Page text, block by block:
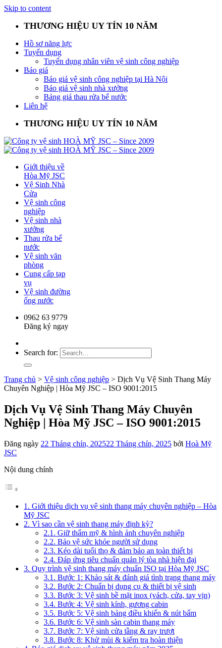
Skip to content
THƯƠNG HIỆU UY TÍN 10 NĂM
Hồ sơ năng lực
Tuyển dụng
Tuyển dụng nhân viên vệ sinh công nghiệp
Báo giá
Báo giá vệ sinh công nghiệp tại Hà Nội
Báo giá vệ sinh nhà xưởng
Bảng giá thau rửa bể nước
Liên hệ
THƯƠNG HIỆU UY TÍN 10 NĂM
Giới thiệu về
Hòa Mỹ JSC
Vệ Sinh Nhà
Cửa
Vệ sinh công
nghiệp
Vệ sinh nhà
xưởng
Thau rửa bể
nước
Vệ sinh văn
phòng
Cung cấp tạp
vụ
Vệ sinh đường
ống nước
0962 63 9779
Đăng ký ngay
Search for:
Trang chủ > Vệ sinh công nghiệp > Dịch Vụ Vệ Sinh Thang Máy
Chuyên Nghiệp | Hòa Mỹ JSC – ISO 9001:2015
Dịch Vụ Vệ Sinh Thang Máy Chuyên
Nghiệp | Hòa Mỹ JSC – ISO 9001:2015
Đăng ngày 22 Tháng chín, 202522 Tháng chín, 2025 bởi Hoà Mỹ
JSC
Nội dung chính
1. Giới thiệu dịch vụ vệ sinh thang máy chuyên nghiệp – Hòa
Mỹ JSC
2. Vì sao cần vệ sinh thang máy định kỳ?
2.1. Giữ thẩm mỹ & hình ảnh chuyên nghiệp
2.2. Bảo vệ sức khỏe người sử dụng
2.3. Kéo dài tuổi thọ & đảm bảo an toàn thiết bị
2.4. Đáp ứng tiêu chuẩn quản lý tòa nhà hiện đại
3. Quy trình vệ sinh thang máy chuẩn ISO tại Hòa Mỹ JSC
3.1. Bước 1: Khảo sát & đánh giá tình trạng thang máy
3.2. Bước 2: Chuẩn bị dụng cụ & thiết bị vệ sinh
3.3. Bước 3: Vệ sinh bề mặt inox (vách, cửa, tay vịn)
3.4. Bước 4: Vệ sinh kính, gương cabin
3.5. Bước 5: Vệ sinh bảng điều khiển & nút bấm
3.6. Bước 6: Vệ sinh sàn cabin thang máy
3.7. Bước 7: Vệ sinh cửa tầng & ray trượt
3.8. Bước 8: Khử mùi & kiểm tra hoàn thiện